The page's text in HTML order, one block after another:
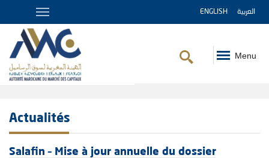
ENGLISH العربية
Menu
Actualités
Salafin – Mise à jour annuelle du dossier